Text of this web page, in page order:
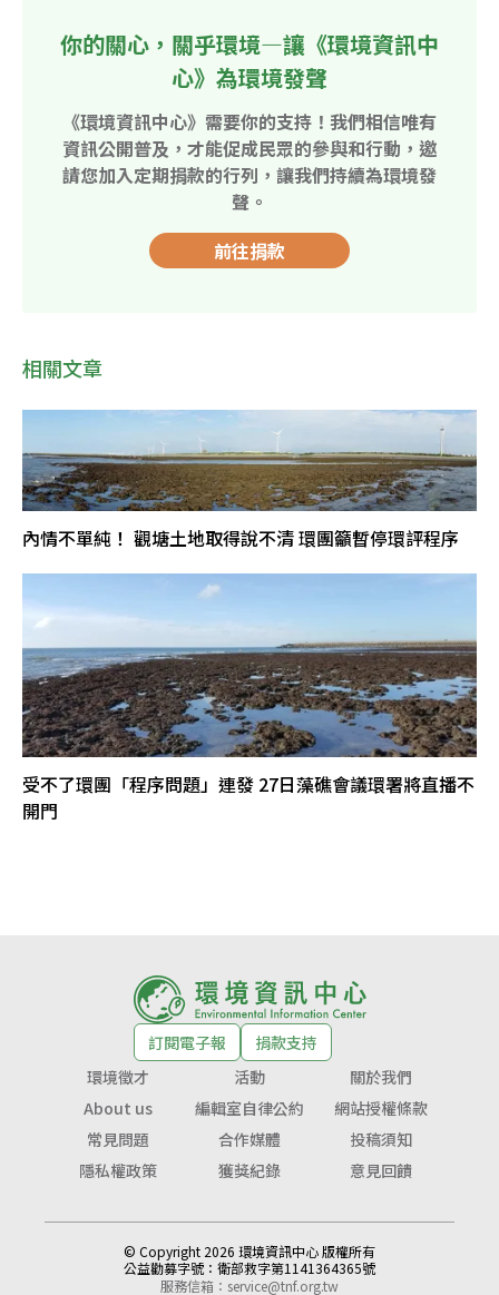
你的關心，關乎環境—讓《環境資訊中
心》為環境發聲
《環境資訊中心》需要你的支持！我們相信唯有
資訊公開普及，才能促成民眾的參與和行動，邀
請您加入定期捐款的行列，讓我們持續為環境發
聲。
前往捐款
相關文章
內情不單純！ 觀塘土地取得說不清 環團籲暫停環評程序
受不了環團「程序問題」連發 27日藻礁會議環署將直播不
開門
訂閱電子報
捐款支持
環境徵才
活動
關於我們
About us
編輯室自律公約
網站授權條款
常見問題
合作媒體
投稿須知
隱私權政策
獲獎紀錄 意見回饋
© Copyright 2026 環境資訊中心 版權所有
公益勸募字號： 衛部救字第1141364365號
服務信箱： service@tnf.org.tw